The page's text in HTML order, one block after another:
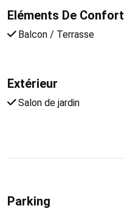
Eléments De Confort
Balcon / Terrasse
Extérieur
Salon de jardin
Parking